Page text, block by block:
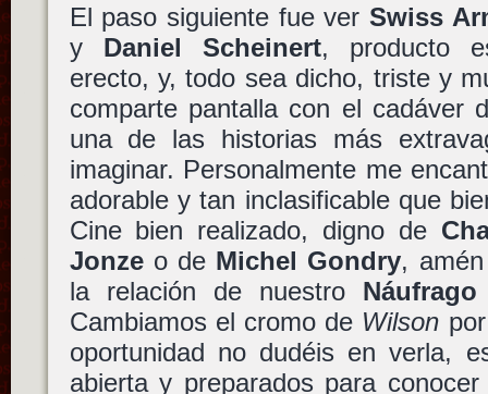
El paso siguiente fue verSwiss
y Daniel Scheinert, producto
erecto, y, todo sea dicho, triste y
comparte pantalla con el cadáver
una de las historias más
imaginar. Personalmente me
adorable y tan inclasificable que
Cine bien realizado, digno de
Jonzeo de Michel Gondry,
la relación de nuestro Náufrago
Cambiamos el cromo de Wilson
oportunidad no dudéis en verla,
abierta y preparados para